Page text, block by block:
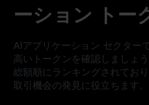
ーション トー
AIアプリケーション セクター
高いトークンを確認しましょ
総額順にランキングされてお
取引機会の発見に役立ちます。